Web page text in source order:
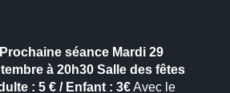
Prochaine séance Mardi 29
à 20h30 Salle des fêtes
: 5 € / Enfant : 3€Avec le